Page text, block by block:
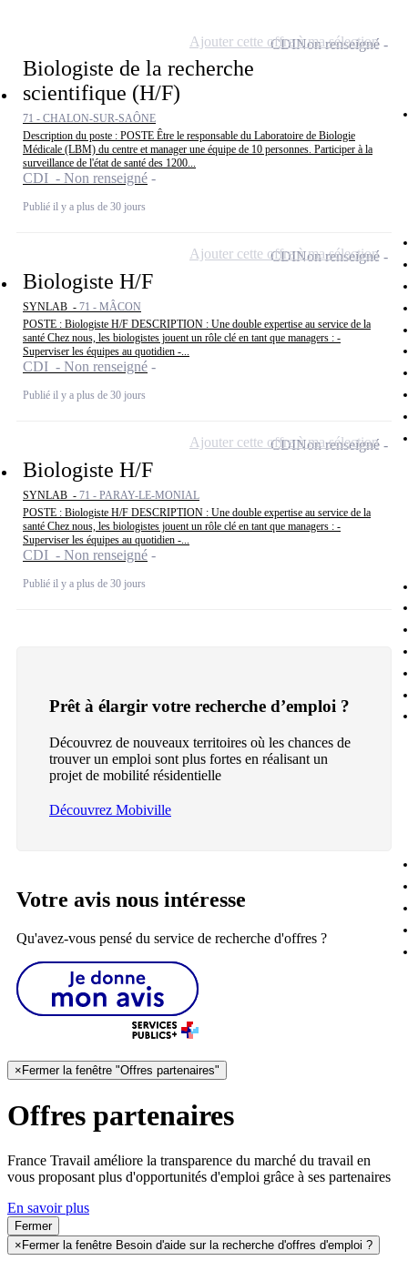
Biologiste de la recherche
scientifique (H/F)
71 - CHALON-SUR-SAÔNE
Description du poste : POSTE Être le responsable du Laboratoire de Biologie
Médicale (LBM) du centre et manager une équipe de 10 personnes. Participer à la
surveillance de l'état de santé des 1200...
CDI - Non renseigné
Publié il y a plus de 30 jours
CDINon renseigné
Ajouter cette offre à ma sélection
Biologiste H/F
SYNLAB - 71 - MÂCON
POSTE : Biologiste H/F DESCRIPTION : Une double expertise au service de la
santé Chez nous, les biologistes jouent un rôle clé en tant que managers : -
Superviser les équipes au quotidien -...
CDI - Non renseigné
Publié il y a plus de 30 jours
CDINon renseigné
Ajouter cette offre à ma sélection
Biologiste H/F
SYNLAB - 71 - PARAY-LE-MONIAL
POSTE : Biologiste H/F DESCRIPTION : Une double expertise au service de la
santé Chez nous, les biologistes jouent un rôle clé en tant que managers : -
Superviser les équipes au quotidien -...
CDI - Non renseigné
Publié il y a plus de 30 jours
CDINon renseigné
Ajouter cette offre à ma sélection
Prêt à élargir votre recherche d’emploi ?
Découvrez de nouveaux territoires où les chances de
trouver un emploi sont plus fortes en réalisant un
projet de mobilité résidentielle
Découvrez Mobiville
Votre avis nous intéresse
Qu'avez-vous pensé du service de recherche d'offres ?
× Fermer la fenêtre "Offres partenaires"
Offres partenaires
France Travail améliore la transparence du marché du travail en
vous proposant plus d'opportunités d'emploi grâce à ses partenaires
En savoir plus
Fermer
×Fermer la fenêtre Besoin d'aide sur la recherche d'offres d'emploi ?